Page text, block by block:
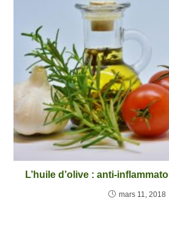
L’huile d’olive : anti-
mars 11, 2018